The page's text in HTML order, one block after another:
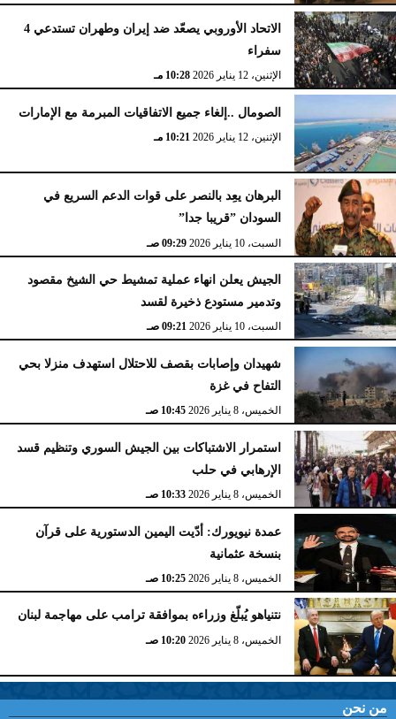
الاتحاد الأوروبي يصعّد ضد إيران وطهران تستدعي 4
سفراء
الإثنين، 12 يناير 2026 10:28 مـ
الصومال ..إلغاء جميع الاتفاقيات المبرمة مع الإمارات
الإثنين، 12 يناير 2026 10:21 مـ
البرهان يعِد بالنصر على قوات الدعم السريع في
السودان ”قريبا جدا”
السبت، 10 يناير 2026 09:29 صـ
الجيش يعلن انهاء عملية تمشيط حي الشيخ مقصود
وتدمير مستودع ذخيرة لقسد
السبت، 10 يناير 2026 09:21 صـ
شهيدان وإصابات بقصف للاحتلال استهدف منزلا بحي
التفاح في غزة
الخميس، 8 يناير 2026 10:45 صـ
استمرار الاشتباكات بين الجيش السوري وتنظيم قسد
الإرهابي في حلب
الخميس، 8 يناير 2026 10:33 صـ
عمدة نيويورك: أدّيت اليمين الدستورية على قرآن
بنسخة عثمانية
الخميس، 8 يناير 2026 10:25 صـ
نتنياهو يُبلّغ وزراءه بموافقة ترامب على مهاجمة لبنان
الخميس، 8 يناير 2026 10:20 صـ
من نحن